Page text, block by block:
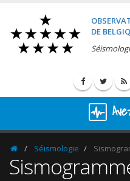
DE
HomepageSéismologie